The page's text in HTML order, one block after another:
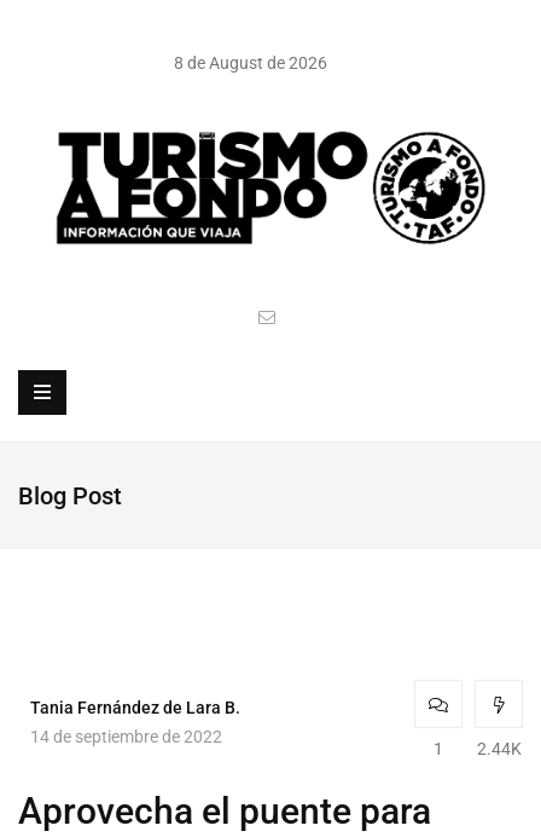
8 de August de 2026
Blog Post
Tania Fernández de Lara B.
14 de septiembre de 2022
1 2.44K
Aprovecha el puente para